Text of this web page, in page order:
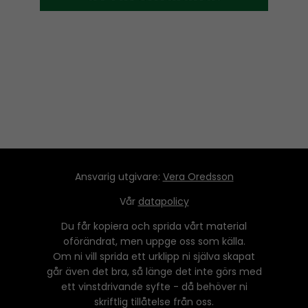
Ansvarig utgivare: Vera Oredsson
Vår datapolicy
Du får kopiera och sprida vårt material
oförändrat, men uppge oss som källa.
Om ni vill sprida ett urklipp ni själva skapat
går även det bra, så länge det inte görs med
ett vinstdrivande syfte - då behöver ni
skriftlig tillåtelse från oss.